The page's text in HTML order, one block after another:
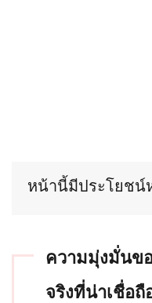
หน้านี้มีประโยชน์
ความมุ่งมั่นข
จริงที่น่าเชื่อถื